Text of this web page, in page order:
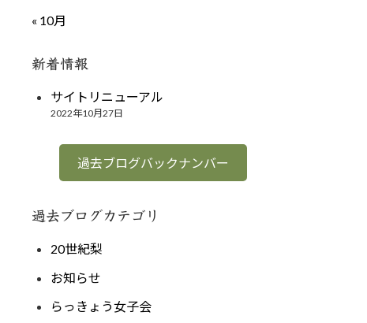
« 10月
新着情報
サイトリニューアル
2022年10月27日
過去ブログバックナンバー
過去ブログカテゴリ
20世紀梨
お知らせ
らっきょう女子会